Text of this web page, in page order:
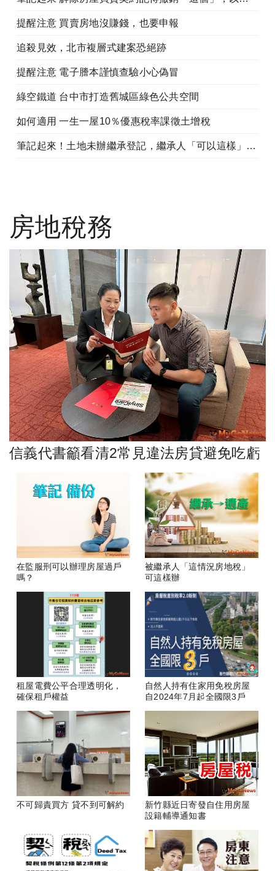
提醒注意 買賣房地沒賺錢，也要申報
追殺見效，北市複層式建案恐絕跡
提醒注意 電子謄本謹慎查驗小心偽冒
綠空鐵道 台中市打造舊城區綠色公共空間
如何適用 一生一屋10％優惠稅率課徵土增稅
筆記起來！土地未辦繼承登記，繼承人「可以這樣」申請地價稅
房地稅務
信義代書籲看清2常見違法房貸避免吃虧
在監服刑可以辦理房屋過戶
嗎？
被繼承人「這情況房地稅」
可這樣辦
租屋電費公平合理透明化，
確保租戶權益
自然人持有住家用免稅房屋
自2024年7月起全國限3戶
不可歸責買方 貸不到可解約
新竹縣近日寄發自住用房屋
設籍輔導通知書